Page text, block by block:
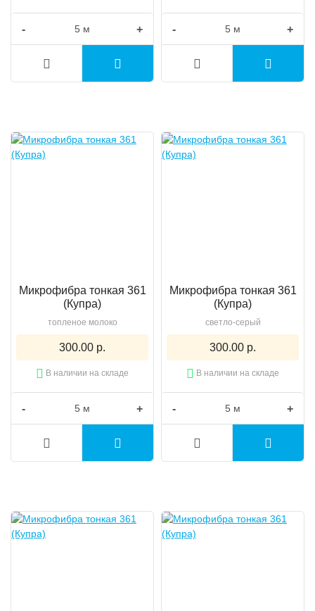
- + - +
Микрофибра тонкая 361
(Купра)
топленое молоко
300.00 р.
В наличии на складе
- +
Микрофибра тонкая 361
(Купра)
светло-серый
300.00 р.
В наличии на складе
- +